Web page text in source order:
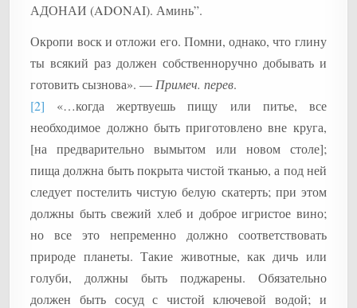
АДОНАИ (ADONAI). Аминь”.
Окропи воск и отложи его. Помни, однако, что глину
ты всякий раз должен собственноручно добывать и
готовить сызнова». — Примеч. перев.
[2] «…когда жертвуешь пищу или питье, все
необходимое должно быть приготовлено вне круга,
[на предварительно вымытом или новом столе];
пища должна быть покрыта чистой тканью, а под ней
следует постелить чистую белую скатерть; при этом
должны быть свежий хлеб и доброе игристое вино;
но все это непременно должно соответствовать
природе планеты. Такие животные, как дичь или
голуби, должны быть поджарены. Обязательно
должен быть сосуд с чистой ключевой водой; и